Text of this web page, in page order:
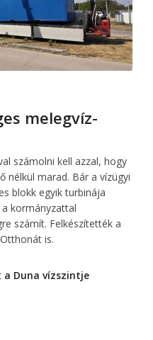
melegvíz-
számolni kell azzal, hogy
nélkül marad. Bár a vízügyi
blokk egyik turbinája
kormányzattal
számít. Felkészítették a
is.
a Duna vízszintje